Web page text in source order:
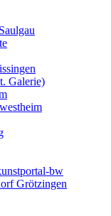
für Künstler
Galerie)
bw
Grötzingen